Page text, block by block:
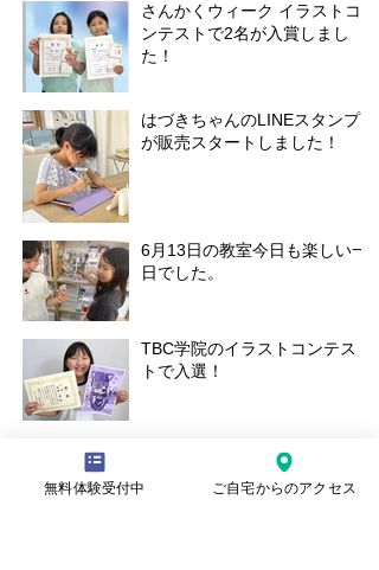
さんかくウィーク イラストコ
ンテストで2名が入賞しまし
た！
はづきちゃんのLINEスタンプ
が販売スタートしました！
6月13日の教室今日も楽しい一
日でした。
TBC学院のイラストコンテス
トで入選！
30日の土曜教室の様子
無料体験受付中 ご自宅からのアクセス